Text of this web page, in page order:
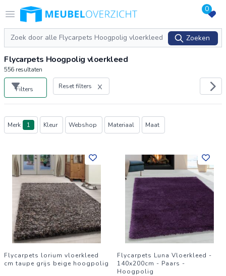
Open menu
Logo Meubeloverzicht.nl 0
Zoeken
Zoeken
Flycarpets Hoogpolig vloerkleed
556 resultaten
Filters Reset filters
Producten
Merk 1 Kleur Webshop Materiaal Maat
Flycarpets lorium vloerkleed
cm taupe grijs beige hoogpolig
Flycarpets Luna Vloerkleed -
140x200cm - Paars -
Hoogpolig